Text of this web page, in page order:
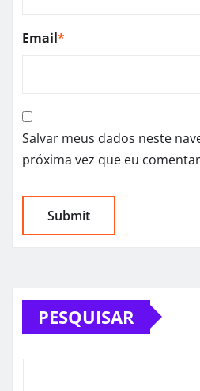
Email*
Salvar meus dados neste
próxima vez que eu
PESQUISAR